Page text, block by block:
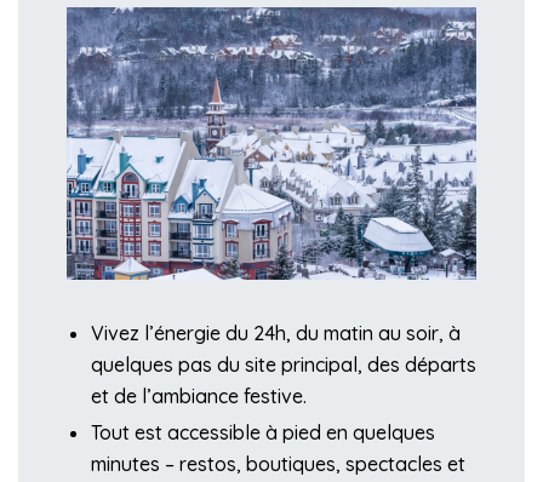
Vivez l’énergie du 24h, du matin au soir, à
quelques pas du site principal, des départs
et de l’ambiance festive.
Tout est accessible à pied en quelques
minutes – restos, boutiques, spectacles et